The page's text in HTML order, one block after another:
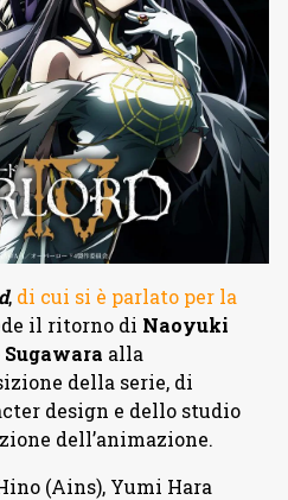
, di cui si è parlato per la
il ritorno di Naoyuki
alla
della serie, di
design e dello studio
dell’animazione.
(Ains), Yumi Hara